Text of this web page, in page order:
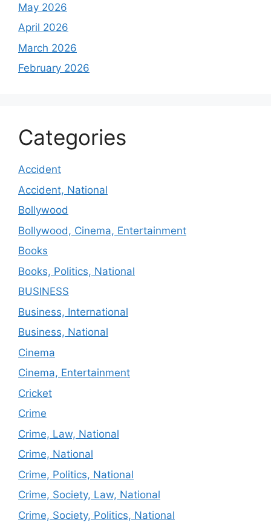
May 2026
April 2026
March 2026
February 2026
Categories
Accident
Accident, National
Bollywood
Bollywood, Cinema, Entertainment
Books
Books, Politics, National
BUSINESS
Business, International
Business, National
Cinema
Cinema, Entertainment
Cricket
Crime
Crime, Law, National
Crime, National
Crime, Politics, National
Crime, Society, Law, National
Crime, Society, Politics, National